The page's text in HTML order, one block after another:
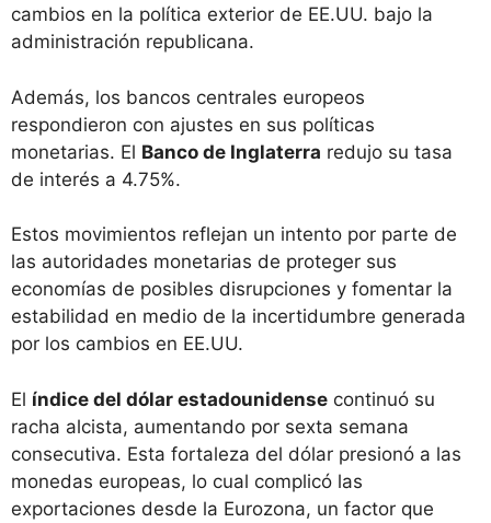
cambios en la política exterior de EE.UU. bajo la
administración republicana.
Además, los bancos centrales europeos
respondieron con ajustes en sus políticas
monetarias. El Banco de Inglaterra redujo su tasa
de interés a 4.75%.
Estos movimientos reflejan un intento por parte de
las autoridades monetarias de proteger sus
economías de posibles disrupciones y fomentar la
estabilidad en medio de la incertidumbre generada
por los cambios en EE.UU.
El índice del dólar estadounidense continuó su
racha alcista, aumentando por sexta semana
consecutiva. Esta fortaleza del dólar presionó a las
monedas europeas, lo cual complicó las
exportaciones desde la Eurozona, un factor que